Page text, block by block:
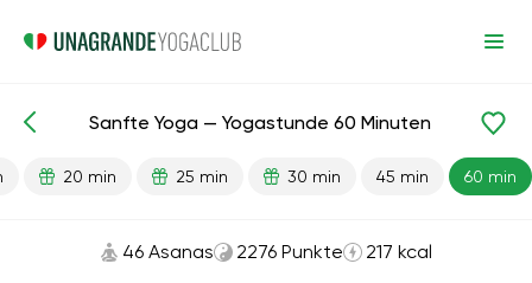
Fertige Lektionen Anfang Flexibilität
Sanfte Yoga — Yogastunde 60 Minuten
20 min 25 min 30 min 45 min 60 min
46 Asanas 2276 Punkte 217 kcal